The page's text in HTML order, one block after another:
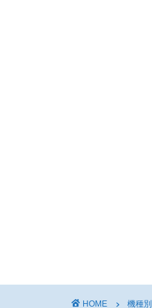
HOME 機種別